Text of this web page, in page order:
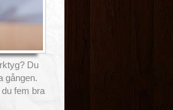
Du
gången.
fem bra